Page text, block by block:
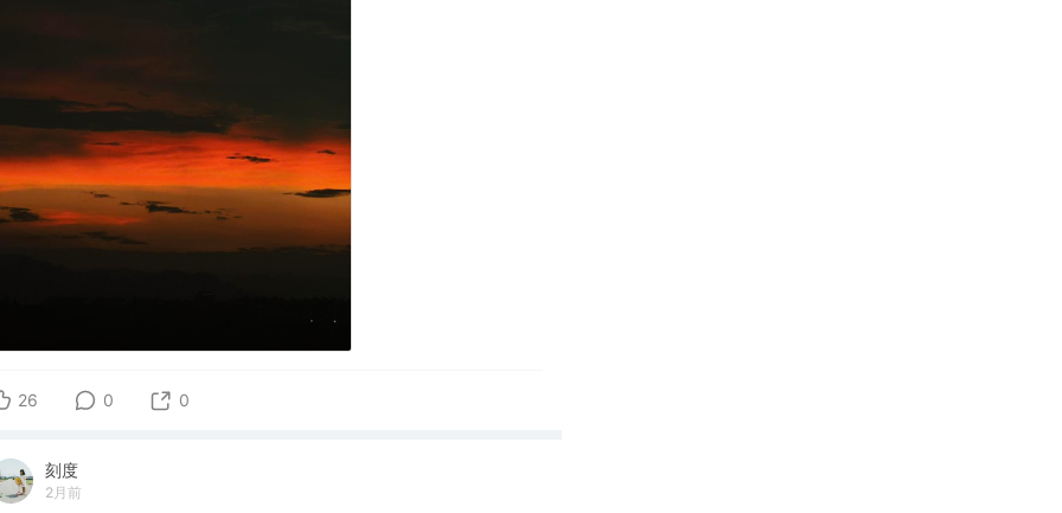
26 0 0
刻度
2月前